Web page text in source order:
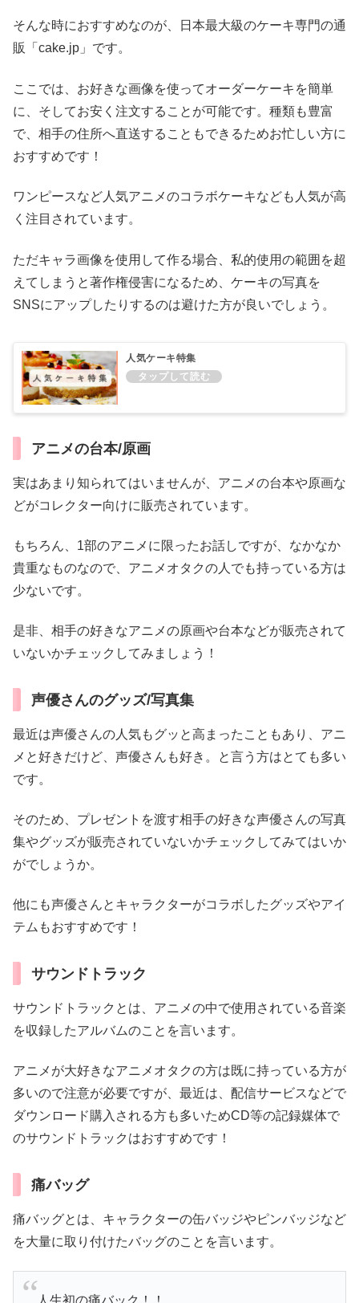
そんな時におすすめなのが、日本最大級のケーキ専門の通
販「cake.jp」です。
ここでは、お好きな画像を使ってオーダーケーキを簡単
に、そしてお安く注文することが可能です。種類も豊富
で、相手の住所へ直送することもできるためお忙しい方に
おすすめです！
ワンピースなど人気アニメのコラボケーキなども人気が高
く注目されています。
ただキャラ画像を使用して作る場合、私的使用の範囲を超
えてしまうと著作権侵害になるため、ケーキの写真を
SNSにアップしたりするのは避けた方が良いでしょう。
人気ケーキ特集
アニメの台本/原画
実はあまり知られてはいませんが、アニメの台本や原画な
どがコレクター向けに販売されています。
もちろん、1部のアニメに限ったお話しですが、なかなか
貴重なものなので、アニメオタクの人でも持っている方は
少ないです。
是非、相手の好きなアニメの原画や台本などが販売されて
いないかチェックしてみましょう！
声優さんのグッズ/写真集
最近は声優さんの人気もグッと高まったこともあり、アニ
メと好きだけど、声優さんも好き。と言う方はとても多い
です。
そのため、プレゼントを渡す相手の好きな声優さんの写真
集やグッズが販売されていないかチェックしてみてはいか
がでしょうか。
他にも声優さんとキャラクターがコラボしたグッズやアイ
テムもおすすめです！
サウンドトラック
サウンドトラックとは、アニメの中で使用されている音楽
を収録したアルバムのことを言います。
アニメが大好きなアニメオタクの方は既に持っている方が
多いので注意が必要ですが、最近は、配信サービスなどで
ダウンロード購入される方も多いためCD等の記録媒体で
のサウンドトラックはおすすめです！
痛バッグ
痛バッグとは、キャラクターの缶バッジやピンバッジなど
を大量に取り付けたバッグのことを言います。